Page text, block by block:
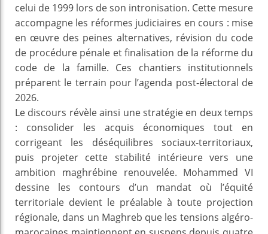
celui de 1999 lors de son intronisation. Cette mesure
accompagne les réformes judiciaires en cours : mise
en œuvre des peines alternatives, révision du code
de procédure pénale et finalisation de la réforme du
code de la famille. Ces chantiers institutionnels
préparent le terrain pour l’agenda post-électoral de
2026.
Le discours révèle ainsi une stratégie en deux temps
: consolider les acquis économiques tout en
corrigeant les déséquilibres sociaux-territoriaux,
puis projeter cette stabilité intérieure vers une
ambition maghrébine renouvelée. Mohammed VI
dessine les contours d’un mandat où l’équité
territoriale devient le préalable à toute projection
régionale, dans un Maghreb que les tensions algéro-